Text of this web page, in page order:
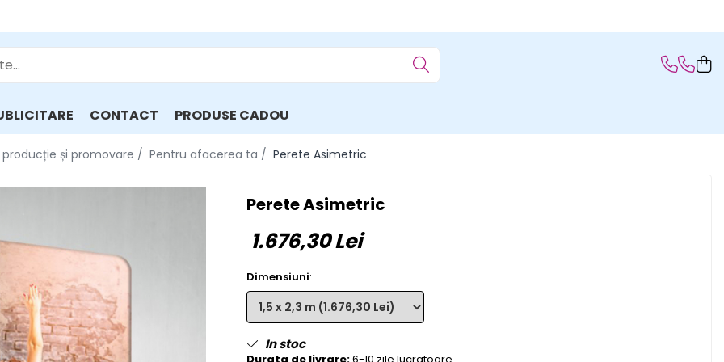
CONTACT PRODUSE CADOU
producție și promovare / Pentru afacerea ta / Perete Asimetric
Perete Asimetric
1.676,30 Lei
Dimensiuni:
In stoc